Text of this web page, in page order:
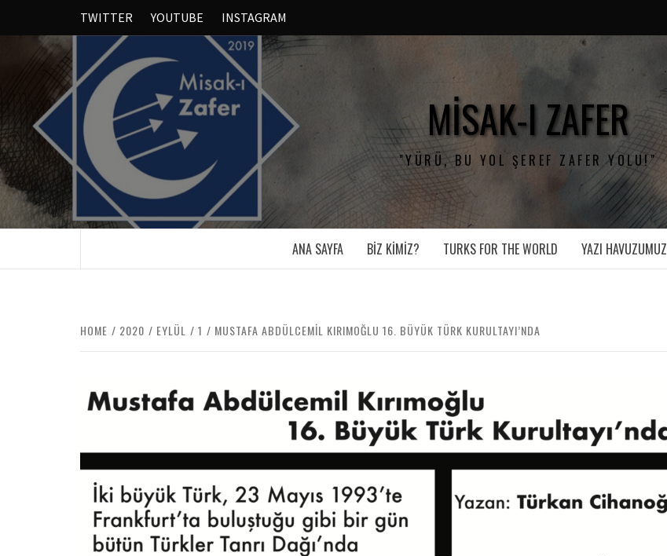
TWITTER YOUTUBE INSTAGRAM
MISAK-I ZAFER
"YÜRÜ, BU YOL ŞEREF ZAFER YOLU!"
ANA SAYFA BIZ KIMIZ? TURKS FOR THE WORLD YAZI HAVUZUMUZ
HOME 2020 EYLÜL 1 MUSTAFA ABDÜLCEMIL KIRIMOĞLU 16. BÜYÜK TÜRK KURULTAYI’NDA